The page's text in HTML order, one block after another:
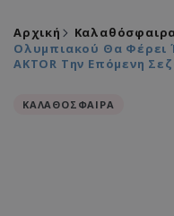
Αρχική
Ολυμπιακού Θα Φέρει
AKTOR Την Επόμενη
ΚΑΛΑΘΟΣΦΑΙΡΑ